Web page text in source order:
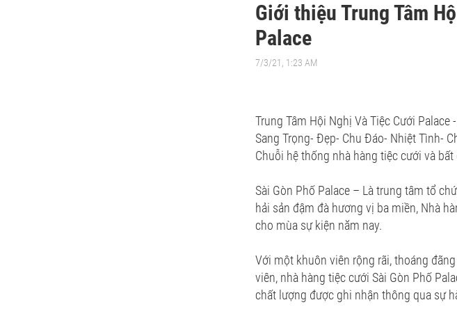
Giới thiệu Trung Tâm
Palace
7/3/21, 1:23 AM
Trung Tâm Hội Nghị Và Tiệc Cưới
Sang Trọng- Đẹp- Chu Đáo- Nhiệt Tình-
Chuỗi hệ thống nhà hàng tiệc cưới và
Sài Gòn Phố Palace – Là trung tâm tổ
hải sản đậm đà hương vị ba miền, Nhà
cho mùa sự kiện năm nay.
Với một khuôn viên rộng rãi, thoáng
viên, nhà hàng tiệc cưới Sài Gòn Phố
chất lượng được ghi nhận thông qua sự